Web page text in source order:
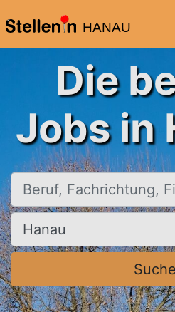
HANAU
Die
Jobs in
Beruf, Fachrichtung, Firma
Ort, Stadt